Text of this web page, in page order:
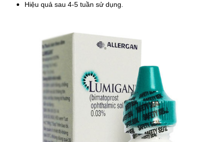
Hiệu quả sau 4-5 tuần sử dụng.